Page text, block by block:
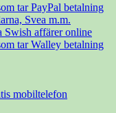
tar PayPal betalning
Svea m.m.
Swish affärer online
tar Walley betalning
mobiltelefon